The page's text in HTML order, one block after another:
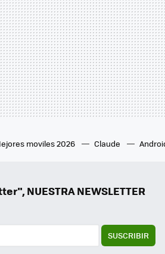
moviles 2026 Claude
NUESTRA NEWSLETTER
SUSCRIBIR